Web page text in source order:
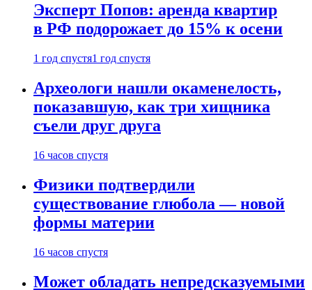
Эксперт Попов: аренда квартир
в РФ подорожает до 15% к осени
1 год спустя1 год спустя
Археологи нашли окаменелость,
показавшую, как три хищника
съели друг друга
16 часов спустя
Физики подтвердили
существование глюбола — новой
формы материи
16 часов спустя
Может обладать непредсказуемыми